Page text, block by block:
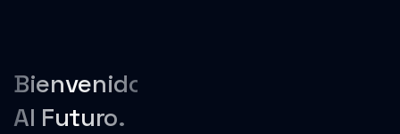
Bienvenido
Al Futuro.